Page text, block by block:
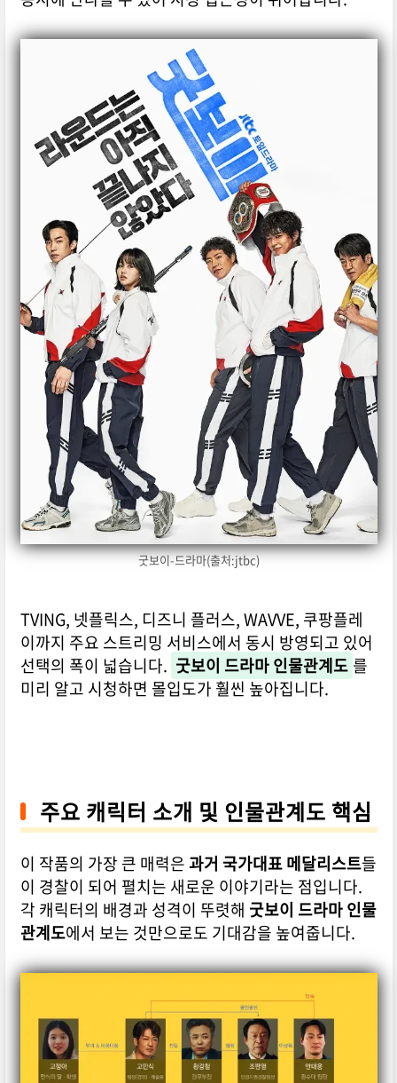
굿보이-드라마(출처:jtbc)
TVING, 넷플릭스, 디즈니 플러스, WAVVE, 쿠팡플레
이까지 주요 스트리밍 서비스에서 동시 방영되고 있어
선택의 폭이 넓습니다. 굿보이 드라마 인물관계도 를
미리 알고 시청하면 몰입도가 훨씬 높아집니다.
주요 캐릭터 소개 및 인물관계도 핵심
이 작품의 가장 큰 매력은과거 국가대표 메달리스트들
이 경찰이 되어 펼치는 새로운 이야기라는 점입니다.
각 캐릭터의 배경과 성격이 뚜렷해 굿보이 드라마 인물
관계도에서 보는 것만으로도 기대감을 높여줍니다.